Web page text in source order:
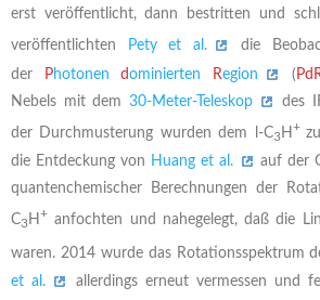
erst veröffentlicht, dann bestritten und
veröffentlichten Pety et al. die
der
Photonen dominierten Region (
Nebels mit dem 30-Meter-Teleskop des
der Durchmusterung wurden dem l-C3 H +
die Entdeckung von Huang et al.
auf der
quantenchemischer Berechnungen der
C3H + anfochten und nahegelegt, daß die
waren. 2014 wurde das Rotationsspektrum
et al.
allerdings erneut vermessen und